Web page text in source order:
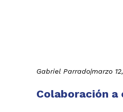
Gabriel Parrado|marzo
Colaboración a